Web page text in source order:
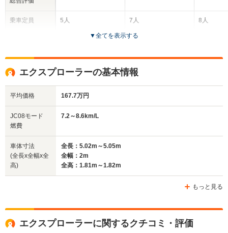
乗車定員
サイズ
(全長x全幅x全高)
WLTCモード
5人
1.69m
全幅
1.91m
7人
5ドア
8人
▼全てを表示する
エクスプローラーの基本情報
平均価格 167.7万円
JC08モード
燃費
7.2～8.6km/L
車体寸法
(全長x全幅x全
高)
全長：5.02m～5.05m
全幅：2m
全高：1.81m～1.82m
もっと見る
エクスプローラーに関するクチコミ・評価